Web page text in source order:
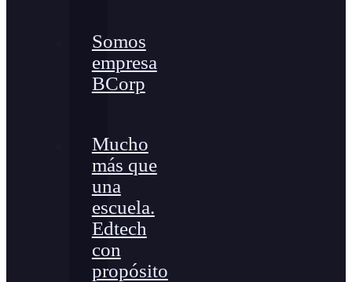
Somos
empresa
BCorp
Mucho
más que
una
escuela.
Edtech
con
propósito